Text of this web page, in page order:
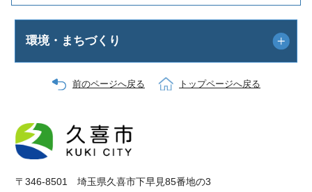
環境・まちづくり
前のページへ戻る トップページへ戻る
〒346-8501 埼玉県久喜市下早見85番地の3